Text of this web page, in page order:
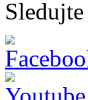
Sledujte